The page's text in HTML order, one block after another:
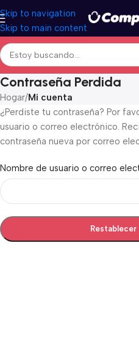
Skip to navigation
Skip to main content
Contraseña Perdida
Hogar/Mi cuenta
¿Perdiste tu contraseña? Por
usuario o correo electrónico.
contraseña nueva por correo
Nombre de usuario o correo